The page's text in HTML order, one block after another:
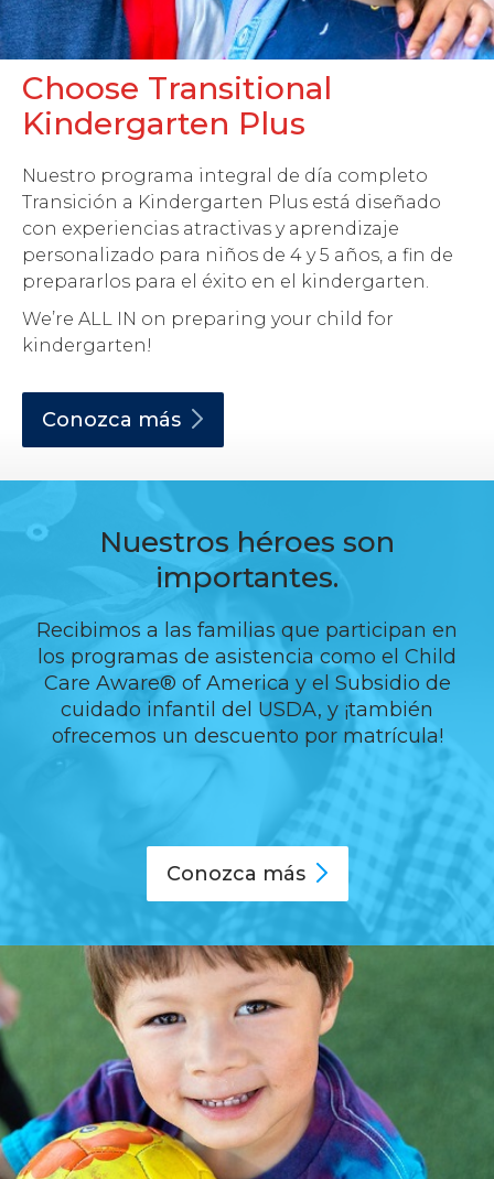
Choose Transitional
Kindergarten Plus
Nuestro programa integral de día completo
Transición a Kindergarten Plus está diseñado
con experiencias atractivas y aprendizaje
personalizado para niños de 4 y 5 años, a fin de
prepararlos para el éxito en el kindergarten.
We’re ALL IN on preparing your child for
kindergarten!
Conozca más
Nuestros héroes son
importantes.
Recibimos a las familias que participan en
los programas de asistencia como el Child
Care Aware® of America y el Subsidio de
cuidado infantil del USDA, y ¡también
ofrecemos un descuento por matrícula!
Conozca más